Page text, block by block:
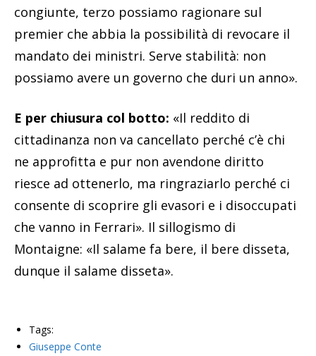
congiunte, terzo possiamo ragionare sul
premier che abbia la possibilità di revocare il
mandato dei ministri. Serve stabilità: non
possiamo avere un governo che duri un anno».
E per chiusura col botto: «Il reddito di
cittadinanza non va cancellato perché c’è chi
ne approfitta e pur non avendone diritto
riesce ad ottenerlo, ma ringraziarlo perché ci
consente di scoprire gli evasori e i disoccupati
che vanno in Ferrari». Il sillogismo di
Montaigne: «Il salame fa bere, il bere disseta,
dunque il salame disseta».
Tags:
Giuseppe Conte